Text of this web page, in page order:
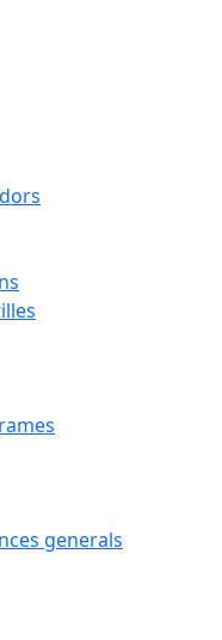
generals